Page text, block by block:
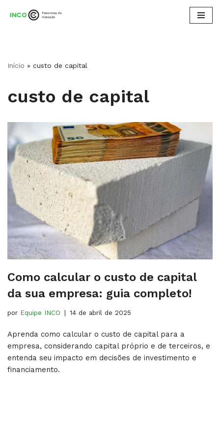
conteúdo
Início » custo de capital
custo de capital
Como calcular o custo de capital
da sua empresa: guia completo!
por Equipe INCO 14 de abril de 2025
Aprenda como calcular o custo de capital para a
empresa, considerando capital próprio e de terceiros, e
entenda seu impacto em decisões de investimento e
financiamento.